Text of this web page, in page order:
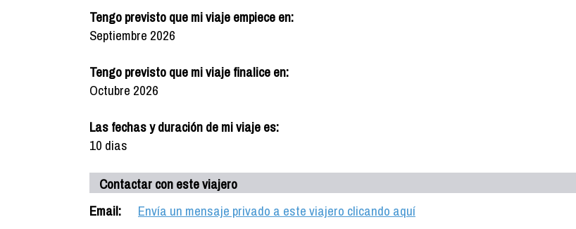
Tengo previsto que mi viaje empiece en:
Septiembre 2026
Tengo previsto que mi viaje finalice en:
Octubre 2026
Las fechas y duración de mi viaje es:
10 dias
Contactar con este viajero
Email:
Envía un mensaje privado a este viajero clicando aquí